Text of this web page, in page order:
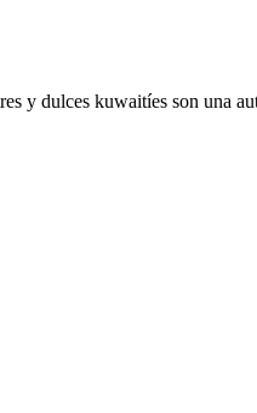
y dulces kuwaitíes son una